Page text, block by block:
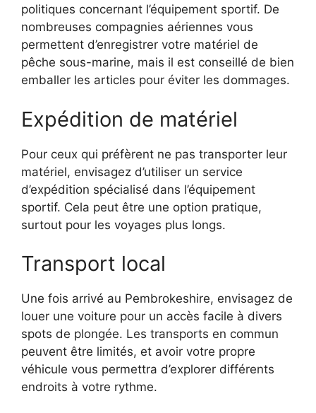
politiques concernant l’équipement sportif. De
nombreuses compagnies aériennes vous
permettent d’enregistrer votre matériel de
pêche sous-marine, mais il est conseillé de bien
emballer les articles pour éviter les dommages.
Expédition de matériel
Pour ceux qui préfèrent ne pas transporter leur
matériel, envisagez d’utiliser un service
d’expédition spécialisé dans l’équipement
sportif. Cela peut être une option pratique,
surtout pour les voyages plus longs.
Transport local
Une fois arrivé au Pembrokeshire, envisagez de
louer une voiture pour un accès facile à divers
spots de plongée. Les transports en commun
peuvent être limités, et avoir votre propre
véhicule vous permettra d’explorer différents
endroits à votre rythme.